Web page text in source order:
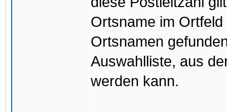
Ortsname im
Ortsnamen
Auswahlliste, aus
werden kann.